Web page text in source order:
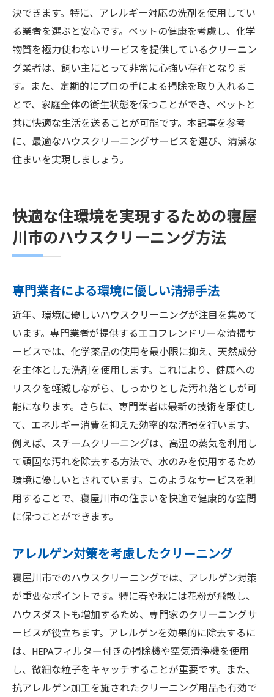
決できます。特に、アレルギー対応の洗剤を使用してい
る業者を選ぶと安心です。ペットの健康を考慮し、化学
物質を極力使わないサービスを提供しているクリーニン
グ業者は、飼い主にとって非常に心強い存在となりま
す。また、定期的にプロの手による掃除を取り入れるこ
とで、家庭全体の衛生状態を保つことができ、ペットと
共に快適な生活を送ることが可能です。本記事を参考
に、最適なハウスクリーニングサービスを選び、清潔な
住まいを実現しましょう。
快適な住環境を実現するための寝屋
川市のハウスクリーニング方法
専門業者による環境に優しい清掃手法
近年、環境に優しいハウスクリーニングが注目を集めて
います。専門業者が提供するエコフレンドリーな清掃サ
ービスでは、化学薬品の使用を最小限に抑え、天然成分
を主体とした洗剤を使用します。これにより、健康への
リスクを軽減しながら、しっかりとした汚れ落としが可
能になります。さらに、専門業者は最新の技術を駆使し
て、エネルギー消費を抑えた効率的な清掃を行います。
例えば、スチームクリーニングは、高温の蒸気を利用し
て頑固な汚れを除去する方法で、水のみを使用するため
環境に優しいとされています。このようなサービスを利
用することで、寝屋川市の住まいを快適で健康的な空間
に保つことができます。
アレルゲン対策を考慮したクリーニング
寝屋川市でのハウスクリーニングでは、アレルゲン対策
が重要なポイントです。特に春や秋には花粉が飛散し、
ハウスダストも増加するため、専門家のクリーニングサ
ービスが役立ちます。アレルゲンを効果的に除去するに
は、HEPAフィルター付きの掃除機や空気清浄機を使用
し、微細な粒子をキャッチすることが重要です。また、
抗アレルゲン加工を施されたクリーニング用品も有効で